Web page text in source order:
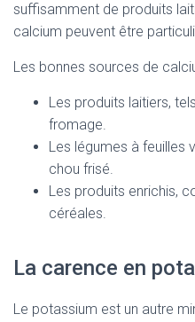
suffisamment de produits
calcium peuvent être
Les bonnes sources de
Les produits laitiers,
fromage.
Les légumes à feuilles
chou frisé.
Les produits enrichis,
céréales.
La carence en
Le potassium est un autre